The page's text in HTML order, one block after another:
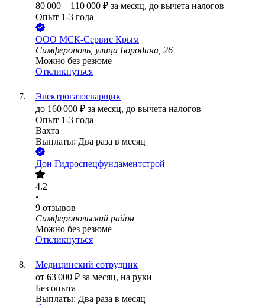
80 000 – 110 000 ₽ за месяц, до вычета налогов
Опыт 1-3 года
ООО МСК-Сервис Крым
Симферополь, улица Бородина, 26
Можно без резюме
Откликнуться
Электрогазосварщик
до 160 000 ₽ за месяц, до вычета налогов
Опыт 1-3 года
Вахта
Выплаты: Два раза в месяц
Дон Гидроспецфундаментстрой
4.2
•
9 отзывов
Симферопольский район
Можно без резюме
Откликнуться
Медицинский сотрудник
от 63 000 ₽ за месяц, на руки
Без опыта
Выплаты: Два раза в месяц